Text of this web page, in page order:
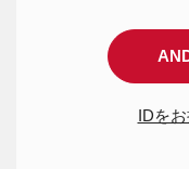
IDを